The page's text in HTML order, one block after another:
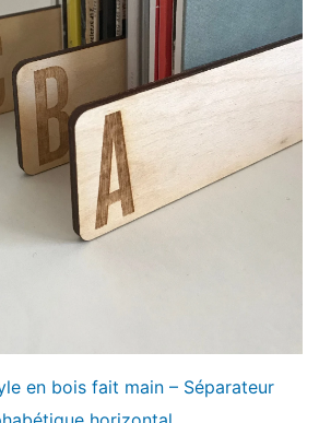
en bois fait main – Séparateur